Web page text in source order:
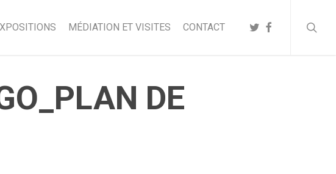
MÉDIATION ET VISITES CONTACT TWITTER
FACEBOOK
DE